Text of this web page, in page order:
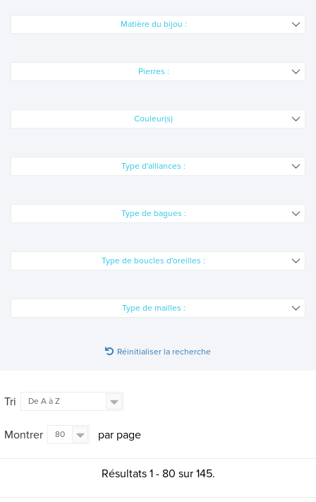
Matière du bijou :
Pierres :
Couleur(s)
Type d'alliances :
Type de bagues :
Type de boucles d'oreilles :
Type de mailles :
Réinitialiser la recherche
Tri De A à Z
Montrer 80 par page
Résultats 1 - 80 sur 145.